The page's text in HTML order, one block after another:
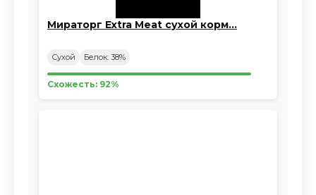
Мираторг Extra Meat сухой корм…
Сухой Белок: 38%
Схожесть: 92%